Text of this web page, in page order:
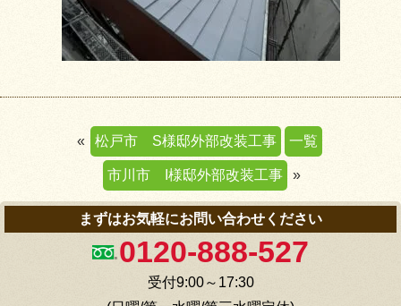
« 松戸市 S様邸外部改装工事 一覧
市川市 I様邸外部改装工事 »
まずはお気軽にお問い合わせください
0120-888-527
受付9:00～17:30